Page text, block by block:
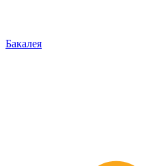
Бакалея